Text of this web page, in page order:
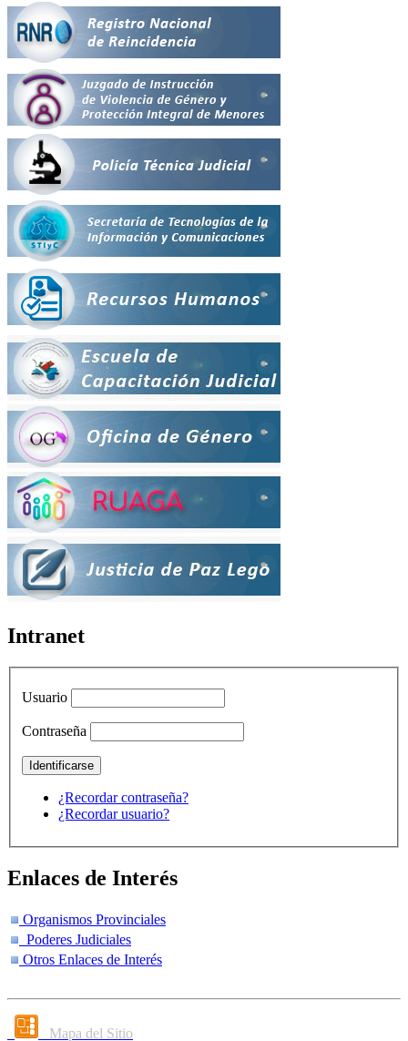
Intranet
Usuario
Contraseña
¿Recordar contraseña?
¿Recordar usuario?
Enlaces de Interés
Organismos Provinciales
Poderes Judiciales
Otros Enlaces de Interés
Mapa del Sitio